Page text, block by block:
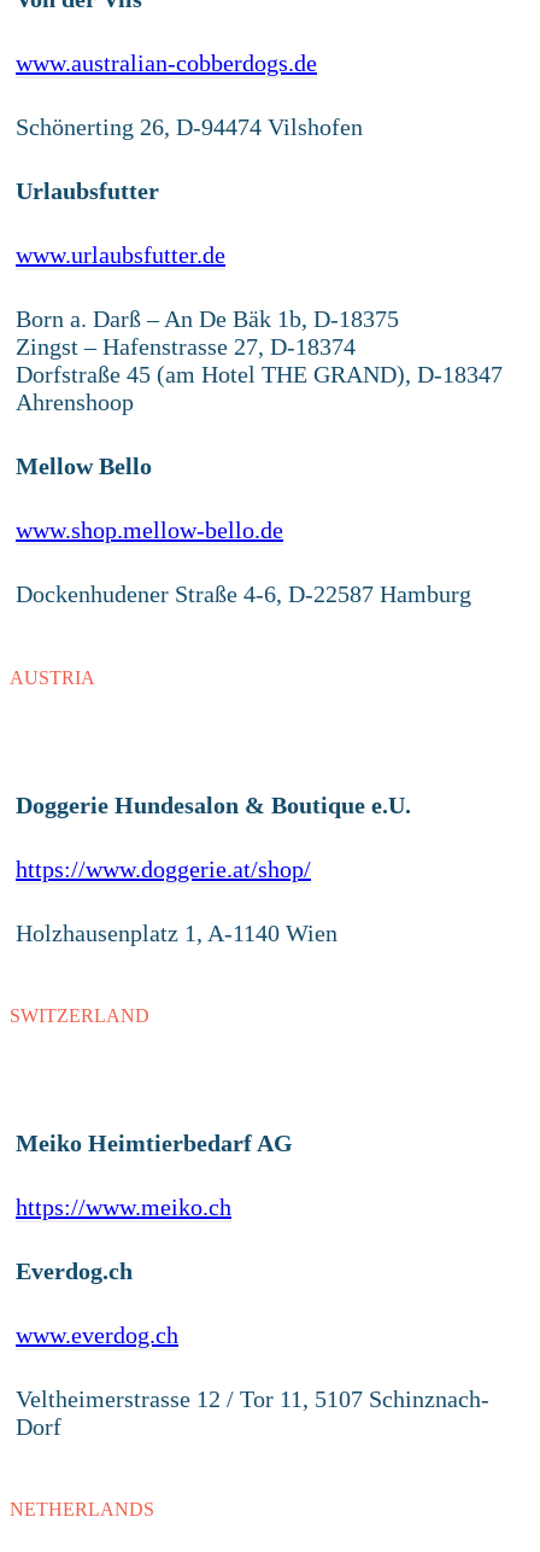
www.australian-cobberdogs.de
Schönerting 26, D-94474 Vilshofen
Urlaubsfutter
www.urlaubsfutter.de
Born a. Darß – An De Bäk 1b, D-18375
Zingst – Hafenstrasse 27, D-18374
Dorfstraße 45 (am Hotel THE GRAND), D-18347
Ahrenshoop
Mellow Bello
www.shop.mellow-bello.de
Dockenhudener Straße 4-6, D-22587 Hamburg
AUSTRIA
Doggerie Hundesalon & Boutique e.U.
https://www.doggerie.at/shop/
Holzhausenplatz 1, A-1140 Wien
SWITZERLAND
Meiko Heimtierbedarf AG
https://www.meiko.ch
Everdog.ch
www.everdog.ch
Veltheimerstrasse 12 / Tor 11, 5107 Schinznach-
Dorf
NETHERLANDS